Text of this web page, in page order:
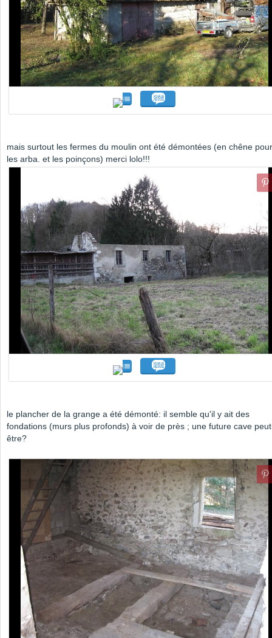
mais surtout les fermes du moulin ont été démontées (en chêne pour
les arba. et les poinçons) merci lolo!!!
le plancher de la grange a été démonté: il semble qu'il y ait des
fondations (murs plus profonds) à voir de près ; une future cave
être?